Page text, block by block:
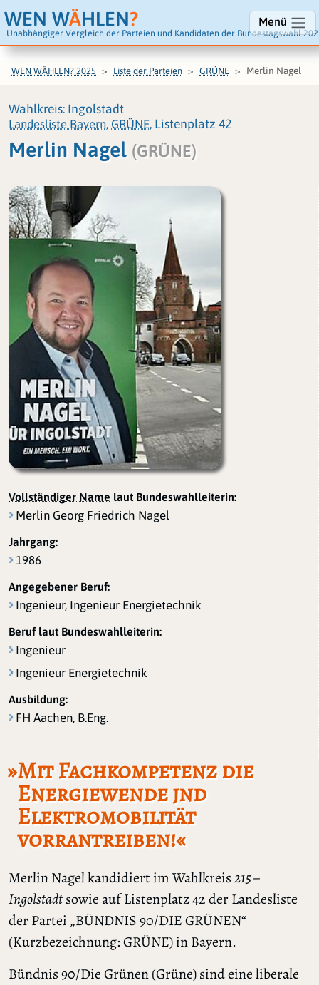
WEN WÄHLEN?
Unabhängiger Vergleich der Parteien und Kandidaten der Bundestagswahl
Menü
WEN WÄHLEN? 2025 Liste der Parteien GRÜNE Merlin Nagel
Wahlkreis: Ingolstadt
Landesliste Bayern, GRÜNE, Listenplatz 42
Merlin Nagel (GRÜNE)
Vollständiger Name laut Bundeswahlleiterin:
Merlin Georg Friedrich Nagel
Jahrgang:
1986
Angegebener Beruf:
Ingenieur, Ingenieur Energietechnik
Beruf laut Bundeswahlleiterin:
Ingenieur
Ingenieur Energietechnik
Ausbildung:
FH Aachen, B.Eng.
»Mit Fachkompetenz die
Energiewende jnd
Elektromobilität
vorrantreiben!«
Merlin Nagel kandidiert im Wahlkreis215 –
Ingolstadtsowie auf Listenplatz 42 der Landesliste
der Partei „BÜNDNIS 90/DIE GRÜNEN“
(Kurzbezeichnung: GRÜNE) in Bayern.
Bündnis 90/Die Grünen (Grüne) sind eine liberale